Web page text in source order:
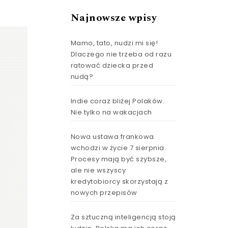
Najnowsze wpisy
Mamo, tato, nudzi mi się!
Dlaczego nie trzeba od razu
ratować dziecka przed
nudą?
Indie coraz bliżej Polaków.
Nie tylko na wakacjach
Nowa ustawa frankowa
wchodzi w życie 7 sierpnia.
Procesy mają być szybsze,
ale nie wszyscy
kredytobiorcy skorzystają z
nowych przepisów
Za sztuczną inteligencją stoją